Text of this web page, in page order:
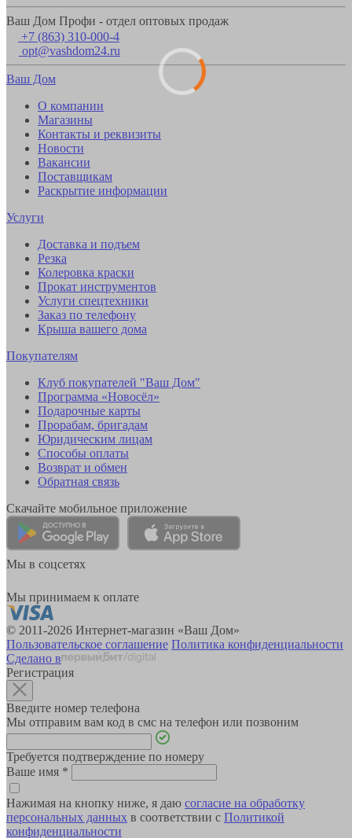
Ваш Дом Профи - отдел оптовых продаж
+7 (863) 310-000-4
opt@vashdom24.ru
Ваш Дом
О компании
Магазины
Контакты и реквизиты
Новости
Вакансии
Поставщикам
Раскрытие информации
Услуги
Доставка и подъем
Резка
Колеровка краски
Прокат инструментов
Услуги спецтехники
Заказ по телефону
Крыша вашего дома
Покупателям
Клуб покупателей "Ваш Дом"
Программа «Новосёл»
Подарочные карты
Прорабам, бригадам
Юридическим лицам
Способы оплаты
Возврат и обмен
Обратная связь
Скачайте мобильное приложение
Мы в соцсетях
Мы принимаем к оплате
© 2011-2026 Интернет-магазин «Ваш Дом»
Пользовательское соглашение Политика конфиденциальности
Сделано в
Регистрация
Введите номер телефона
Мы отправим вам код в смс на телефон или позвоним
Требуется подтверждение по номеру
Ваше имя *
Нажимая на кнопку ниже, я даю согласие на обработку
персональных данных в соответствии с Политикой
конфиденциальности